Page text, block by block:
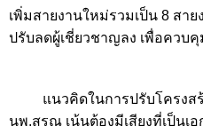
เพิ่มสายงานใหม่รวมเป็น 8 สาย
ปรับลดผู้เชี่ยวชาญลง เพื่อควบ
แนวคิดในการปรับโครงส
นพ.สรณ เน้นต้องมีเสียงที่เป็นเ